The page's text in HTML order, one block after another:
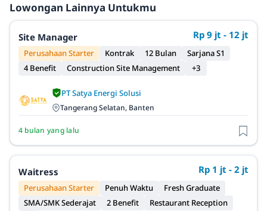
Lowongan Lainnya Untukmu
Site Manager Rp 9 jt - 12 jt
Perusahaan Starter Kontrak 12 Bulan
Sarjana S1
4 Benefit
Construction Site Management +3
PT Satya Energi Solusi
Tangerang Selatan, Banten
4 bulan yang lalu
Waitress Rp 1 jt - 2 jt
Perusahaan Starter Penuh Waktu
Fresh Graduate
SMA/SMK Sederajat
2 Benefit
Restaurant Reception